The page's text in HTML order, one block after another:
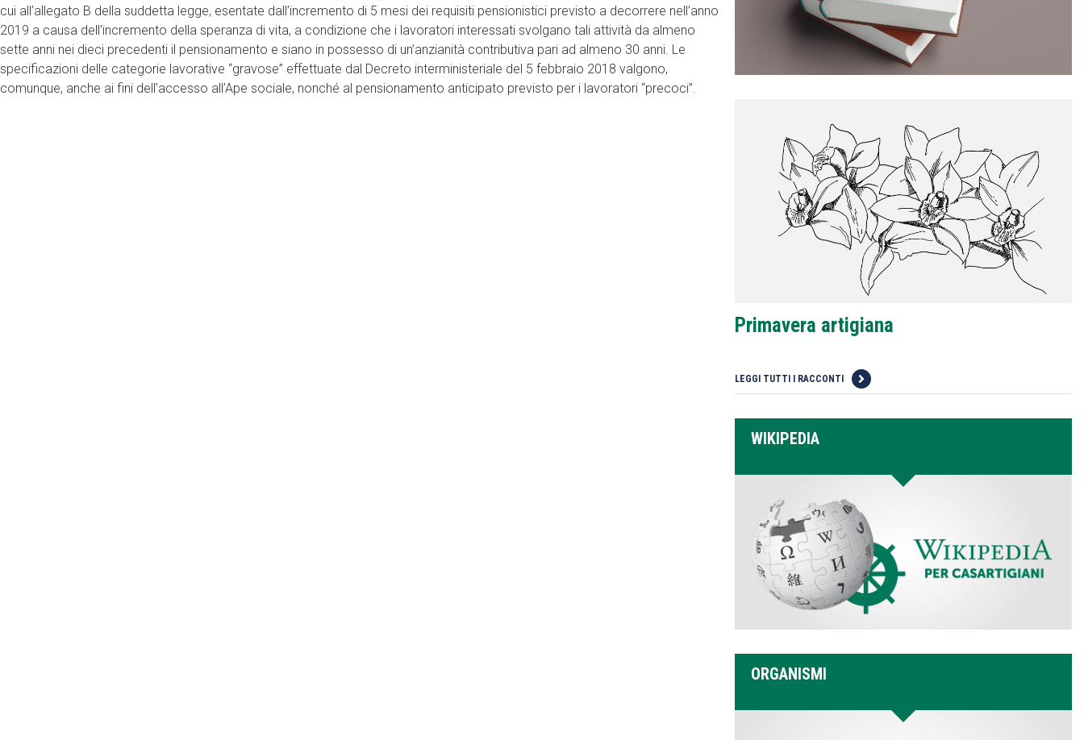
cui all’allegato B della suddetta legge, esentate dall’incremento di 5 mesi dei requisiti pensionistici previsto a decorrere nell’anno
2019 a causa dell’incremento della speranza di vita, a condizione che i lavoratori interessati svolgano tali attività da almeno
sette anni nei dieci precedenti il pensionamento e siano in possesso di un’anzianità contributiva pari ad almeno 30 anni. Le
specificazioni delle categorie lavorative “gravose” effettuate dal Decreto interministeriale del 5 febbraio 2018 valgono,
comunque, anche ai fini dell’accesso all’Ape sociale, nonché al pensionamento anticipato previsto per i lavoratori “precoci”.
Primavera artigiana
LEGGI TUTTI I RACCONTI
WIKIPEDIA
ORGANISMI